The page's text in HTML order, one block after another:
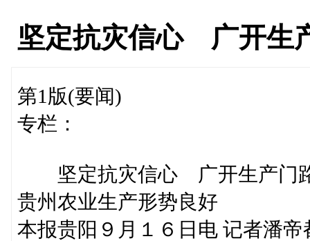
坚定抗灾信心 广开生
第1版(要闻)
专栏：
坚定抗灾信心 广开生产门
贵州农业生产形势良好
本报贵阳９月１６日电 记者潘